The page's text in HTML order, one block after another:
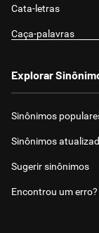
Cata-letras
Caça-palavras
Explorar
Sinônimos
Sinônimos
Sugerir sinônimos
Encontrou um erro?